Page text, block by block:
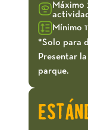
Máximo
Mínimo
*Solo para
Presentar
parque.